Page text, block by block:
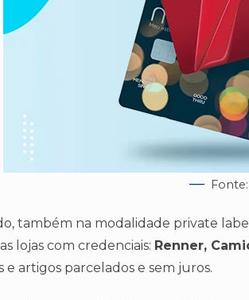
também na modalidade private
lojas com credenciais: Renner,
artigos parcelados e sem juros.